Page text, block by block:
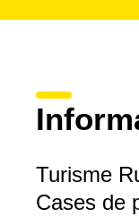
Turisme
Cases de